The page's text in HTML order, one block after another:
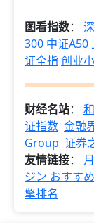
图看指数：
300 中证A50
证全指创业
财经名站：
证指数 金融
Group 证券
友情链接：
ジン おすすめ
擎排名